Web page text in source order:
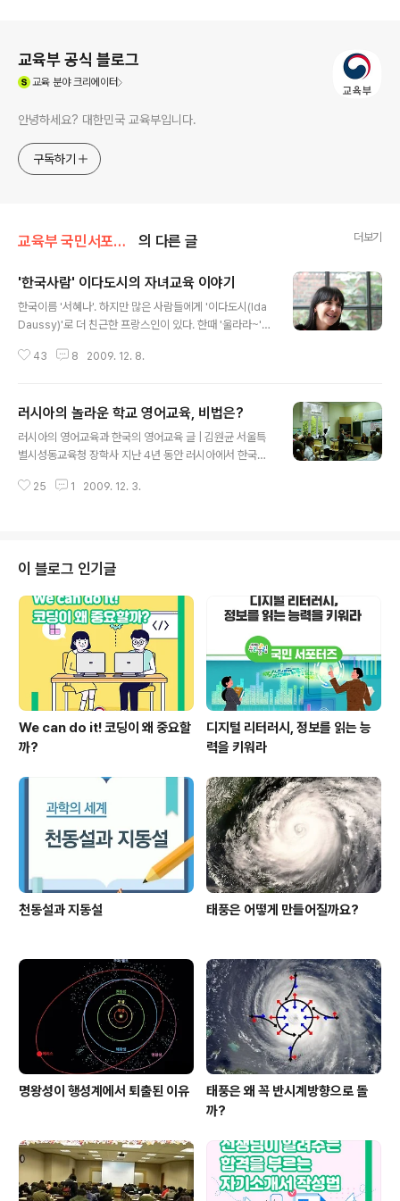
교육부 공식 블로그
교육분야 크리에이터
안녕하세요? 대한민국 교육부입니다.
구독하기
교육부 국민서포터즈 의 다른 글 더보기
'한국사람' 이다도시의 자녀교육 이야기
한국이름 '서혜나'. 하지만 많은 사람들에게 '이다도시(Ida
Daussy)'로 더 친근한 프랑스인이 있다. 한때 '울라라~'라
고 빠르기로 유명한 '수다쟁이'였지만, 늘 유쾌하고 발랄한
'17년차 한국주부'의 유쾌한 수다를 들어봤다. "제가 한국
땅을 처음 밟은 건 프랑스 국제대학원 재학시절에 나온 실
습 때였어요. 아시아 비즈니스 전공으로 한·중·일 국가를 방
3년 연세대학교 불어과 강사시절에 결혼하면서 귀화했으
43 8 2009. 12. 8.
러시아의 놀라운 학교 영어교육, 비법은?
러시아의 영어교육과 한국의 영어교육 글 | 김원균 서울특
별시성동교육청 장학사 지난 4년 동안 러시아에서 한국교
현지 학교에 보냈다. 러시아어를 한 마디도 알아듣지 못하
러시아어를 한 마디도 못하는 아이들을 학교에 보내놓고
하루 종일 교실에 앉아 우리 아이들이 받게 될 스트레스와
공포심을 생각하면서 나는 불안과 초조 속에 하루하루를
보낼 수밖에 없었다. 더구나 아이들에 대한 걱정에 부모인
나와 아내가 받는 스트레스가 더해져 당시의 생활은 그야
말로 견디기 힘든 시간의 연속이었다. 어느 날 아..
25 1 2009. 12. 3.
이 블로그 인기글
We can do it! 코딩이 왜 중요할
까?
디지털 리터러시, 정보를 읽는 능
력을 키워라
천동설과 지동설 태풍은 어떻게 만들어질까요?
명왕성이 행성계에서 퇴출된 이유
태풍은 왜 꼭 반시계방향으로 돌
까?